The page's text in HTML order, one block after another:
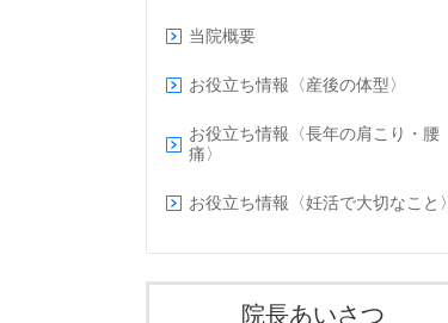
当院概要
お役立ち情報〈産後の体型〉
お役立ち情報〈長年の肩こり・腰
痛〉
お役立ち情報〈妊活で大切なこと〉
院長あいさつ